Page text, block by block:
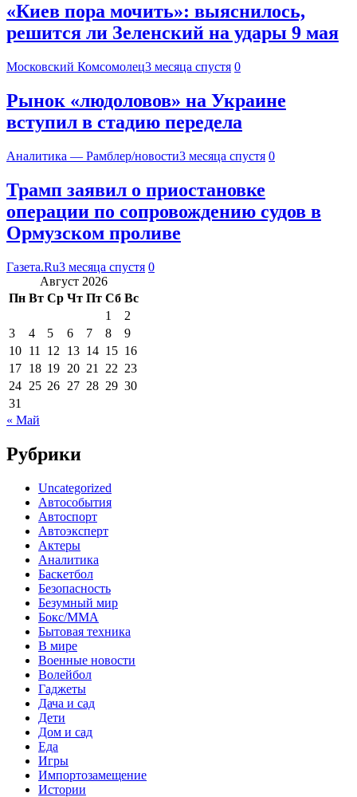
«Киев пора мочить»: выяснилось,
решится ли Зеленский на удары 9 мая
Московский Комсомолец3 месяца спустя 0
Рынок «людоловов» на Украине
вступил в стадию передела
Аналитика — Рамблер/новости3 месяца спустя 0
Трамп заявил о приостановке
операции по сопровождению судов в
Ормузском проливе
Газета.Ru3 месяца спустя 0
Август 2026
Пн Вт Ср Чт Пт Сб Вс
1
2
3
4 5 6 7 8
9
10 11 12 13 14 15 16
17 18 19 20 21 22 23
24 25 26 27 28 29 30
31
« Май
Рубрики
Uncategorized
Автособытия
Автоспорт
Автоэксперт
Актеры
Аналитика
Баскетбол
Безопасность
Безумный мир
Бокс/MMA
Бытовая техника
В мире
Военные новости
Волейбол
Гаджеты
Дача и сад
Дети
Дом и сад
Еда
Игры
Импортозамещение
Истории